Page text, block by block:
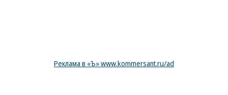
Реклама в «Ъ» www.kommersant.ru/ad